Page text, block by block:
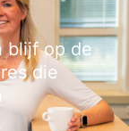
blijf op de
die